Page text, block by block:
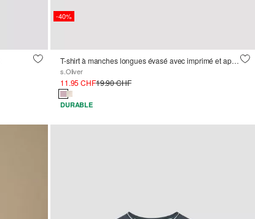
-40%
T-shirt à manches longues évasé avec imprimé et application
s.Oliver
11.95 CHF19.90 CHF
DURABLE